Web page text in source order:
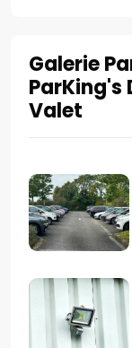
Galerie
ParKing's
Valet